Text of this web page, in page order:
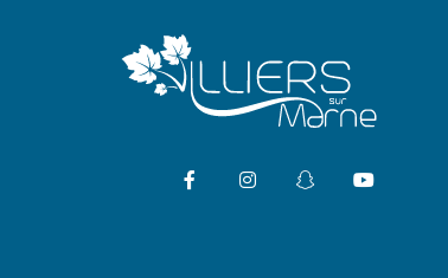
Accéder à la page
SuivreSuivre